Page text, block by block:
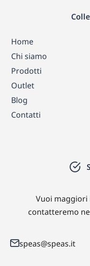
Home
Chi siamo
Prodotti
Outlet
Blog
Contatti
Vuoi maggiori
contatteremo
speas@speas.it